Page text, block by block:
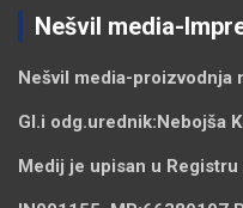
Nešvil media-
Nešvil media-proizvodnja
Gl.i odg.urednik:Nebojša
Medij je upisan u